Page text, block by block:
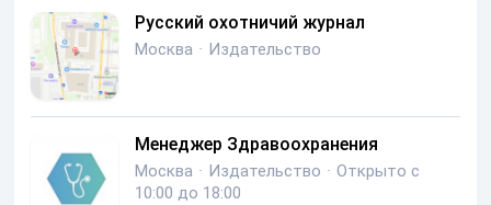
Русский охотничий журнал
Москва · Издательство
Менеджер Здравоохранения
Москва · Издательство · Открыто с
10:00 до 18:00